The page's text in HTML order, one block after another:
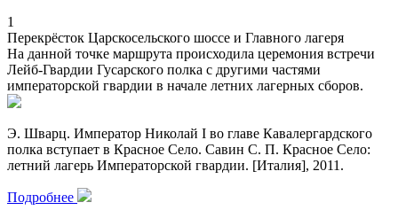
1
Перекрёсток Царскосельского шоссе и Главного лагеря
На данной точке маршрута происходила церемония встречи
Лейб-Гвардии Гусарского полка с другими частями
императорской гвардии в начале летних лагерных сборов.
Э. Шварц. Император Николай I во главе Кавалергардского
полка вступает в Красное Село. Савин С. П. Красное Село:
летний лагерь Императорской гвардии. [Италия], 2011.
Подробнее